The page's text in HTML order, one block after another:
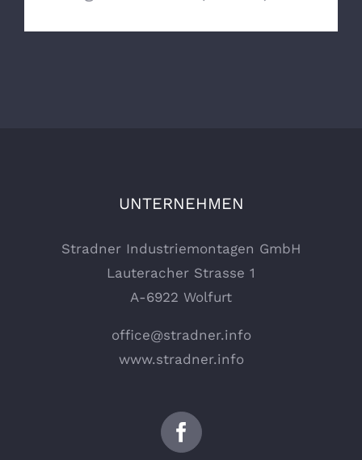
UNTERNEHMEN
Stradner Industriemontagen GmbH
Lauteracher Strasse 1
A-6922 Wolfurt
office@stradner.info
www.stradner.info